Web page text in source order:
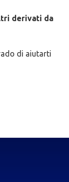
derivati da
di aiutarti